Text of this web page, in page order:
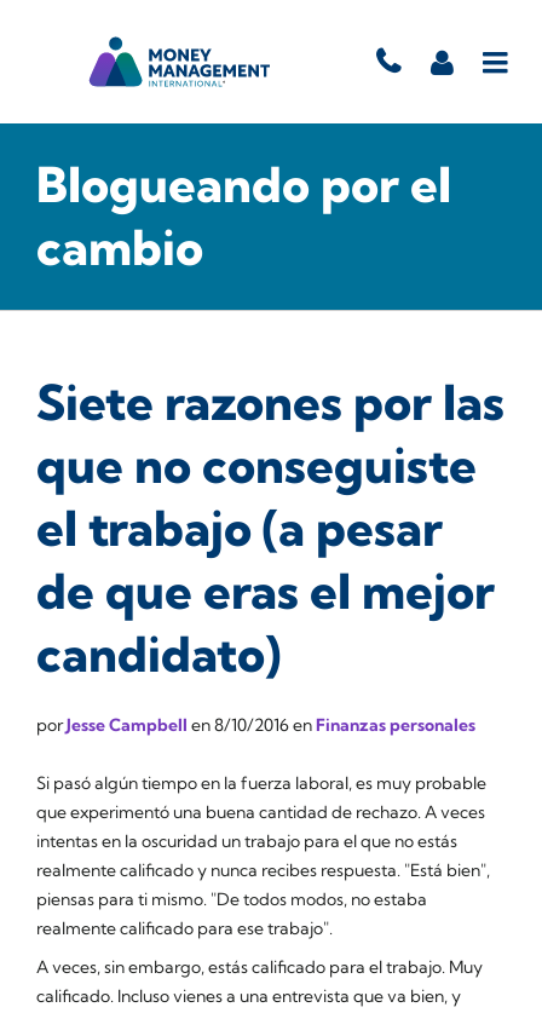
Blogueando por el
cambio
Siete razones por las
que no conseguiste
el trabajo (a pesar
de que eras el mejor
candidato)
porJesse Campbell en8/10/2016enFinanzas personales
Si pasó algún tiempo en la fuerza laboral, es muy probable
que experimentó una buena cantidad de rechazo. A veces
intentas en la oscuridad un trabajo para el que no estás
realmente calificado y nunca recibes respuesta. "Está bien",
piensas para ti mismo. "De todos modos, no estaba
realmente calificado para ese trabajo".
A veces, sin embargo,estáscalificado para el trabajo. Muy
calificado. Incluso vienes a una entrevista que va bien, y